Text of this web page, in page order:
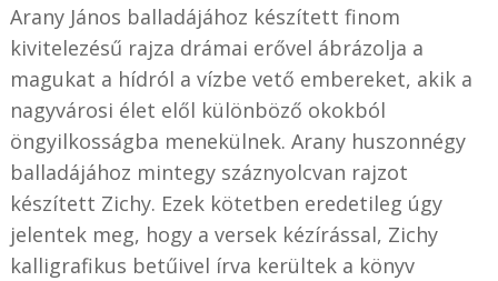
Arany János balladájához készített finom
kivitelezésű rajza drámai erővel ábrázolja a
magukat a hídról a vízbe vető embereket, akik a
nagyvárosi élet elől különböző okokból
öngyilkosságba menekülnek. Arany huszonnégy
balladájához mintegy száznyolcvan rajzot
készített Zichy. Ezek kötetben eredetileg úgy
jelentek meg, hogy a versek kézírással, Zichy
kalligrafikus betűivel írva kerültek a könyv